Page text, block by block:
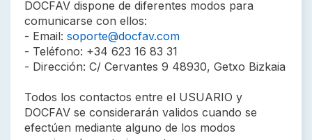
DOCFAV dispone de diferentes modos para
comunicarse con ellos:
- Email: soporte@docfav.com
- Teléfono: +34 623 16 83 31
- Dirección: C/ Cervantes 9 48930, Getxo Bizkaia
Todos los contactos entre el USUARIO y
DOCFAV se considerarán validos cuando se
efectúen mediante alguno de los modos